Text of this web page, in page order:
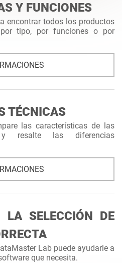
Y FUNCIONES
encontrar todos los productos
tipo, por funciones o por
TÉCNICAS
las características de las
y resalte las diferencias
LA SELECCIÓN DE
Lab puede ayudarle a
que necesita.